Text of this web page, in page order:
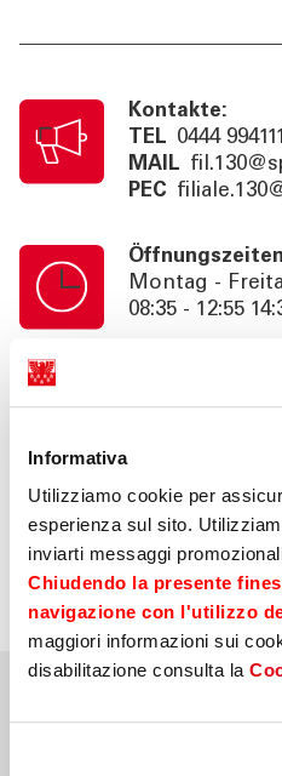
Informativa
Utilizziamo cookie per
esperienza sul sito.
inviarti messaggi
Chiudendo la presente
navigazione con l'utilizzo
maggiori informazioni sui
disabilitazione consulta la
Kontakte:
TEL 0444 994111
MAIL
PEC
Montag -
08:35 - 12:55
Montag -
Information:
Beratung nach
16:00). SB. 24h